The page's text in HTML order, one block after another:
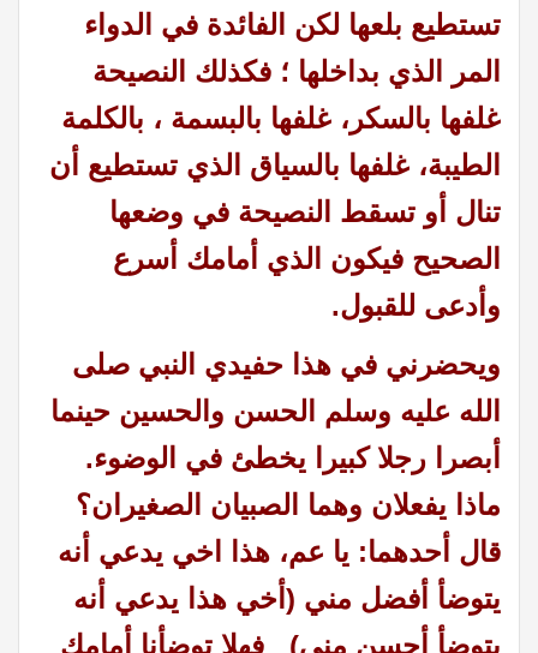
تستطيع بلعها لكن الفائدة في الدواء
المر الذي بداخلها ؛ فكذلك النصيحة
غلفها بالسكر، غلفها بالبسمة ، بالكلمة
الطيبة، غلفها بالسياق الذي تستطيع أن
تنال أو تسقط النصيحة في وضعها
الصحيح فيكون الذي أمامك أسرع
وأدعى للقبول.
ويحضرني في هذا حفيدي النبي صلى
الله عليه وسلم الحسن والحسين حينما
أبصرا رجلا كبيرا يخطئ في الوضوء.
ماذا يفعلان وهما الصبيان الصغيران؟
قال أحدهما: يا عم، هذا اخي يدعي أنه
يتوضأ أفضل مني (أخي هذا يدعي أنه
يتوضأ أحسن مني) فهلا توضأنا أمامك